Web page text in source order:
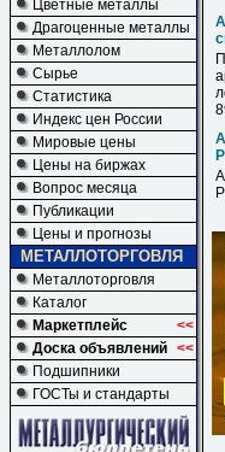
Цветные металлы
Драгоценные металлы
Металлолом
Сырье
Статистика
Индекс цен России
Мировые цены
Цены на биржах
Вопрос месяца
Публикации
Цены и прогнозы
МЕТАЛЛОТОРГОВЛЯ
Металлоторговля
Каталог
Маркетплейс
<<
Доска объявлений <<
Подшипники
ГОСТы и стандарты